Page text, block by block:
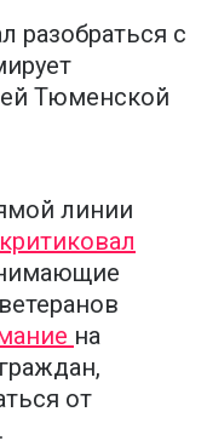
разобраться с
Тюменской
линии
на
от